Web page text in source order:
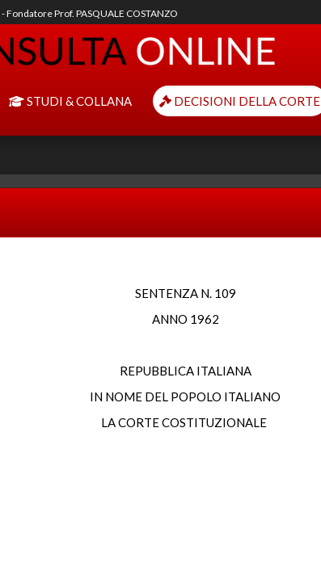
Fondatore Prof. PASQUALE COSTANZO
STUDI & COLLANA DECISIONI DELLA CORTE
SENTENZA N. 109
ANNO 1962
REPUBBLICA ITALIANA
IN NOME DEL POPOLO ITALIANO
LA CORTE COSTITUZIONALE